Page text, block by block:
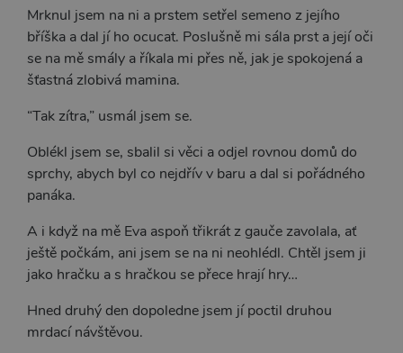
Mrknul jsem na ni a prstem setřel semeno z jejího
bříška a dal jí ho ocucat. Poslušně mi sála prst a její oči
se na mě smály a říkala mi přes ně, jak je spokojená a
šťastná zlobivá mamina.
“Tak zítra,” usmál jsem se.
Oblékl jsem se, sbalil si věci a odjel rovnou domů do
sprchy, abych byl co nejdřív v baru a dal si pořádného
panáka.
A i když na mě Eva aspoň třikrát z gauče zavolala, ať
ještě počkám, ani jsem se na ni neohlédl. Chtěl jsem ji
jako hračku a s hračkou se přece hrají hry…
Hned druhý den dopoledne jsem jí poctil druhou
mrdací návštěvou.